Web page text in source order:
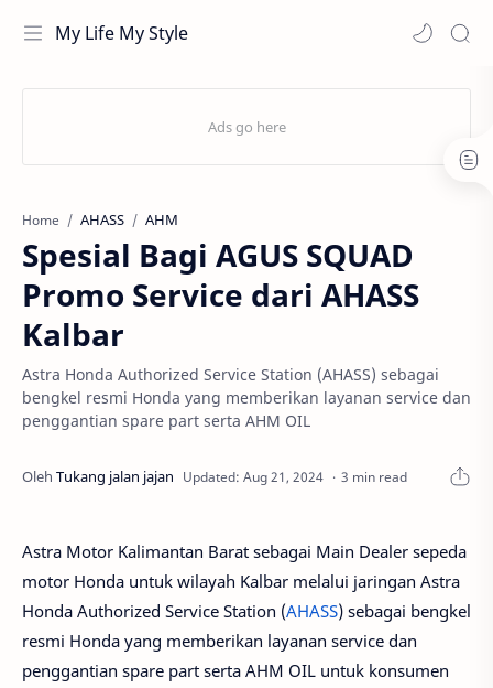
My Life My Style
Home AHASS AHM
Spesial Bagi AGUS SQUAD
Promo Service dari AHASS
Kalbar
Astra Honda Authorized Service Station (AHASS) sebagai
bengkel resmi Honda yang memberikan layanan service dan
penggantian spare part serta AHM OIL
3 min read
Astra Motor Kalimantan Barat sebagai Main Dealer sepeda
motor Honda untuk wilayah Kalbar melalui jaringan Astra
Honda Authorized Service Station (AHASS) sebagai bengkel
resmi Honda yang memberikan layanan service dan
penggantian spare part serta AHM OIL untuk konsumen